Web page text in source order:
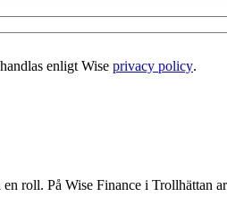
enligt Wise privacy policy.
roll. På Wise Finance i Trollhättan